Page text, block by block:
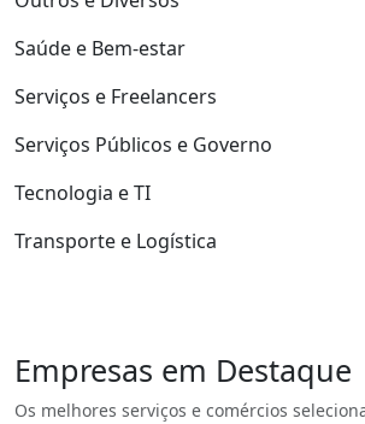
Saúde e Bem-estar
Serviços e Freelancers
Serviços Públicos e Governo
Tecnologia e TI
Transporte e Logística
Empresas em Destaque
Os melhores serviços e comércios